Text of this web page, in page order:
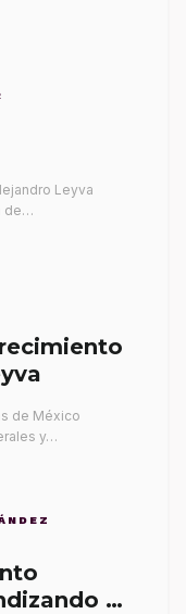
Leyva
de…
de México
y…
su